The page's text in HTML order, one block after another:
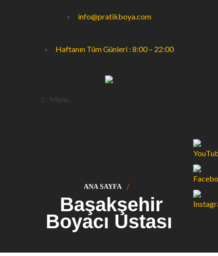
info@pratikboya.com
Haftanın Tüm Günleri : 8:00 – 22:00
Menu
ANA SAYFA
Başakşehir
Boyacı Ustası